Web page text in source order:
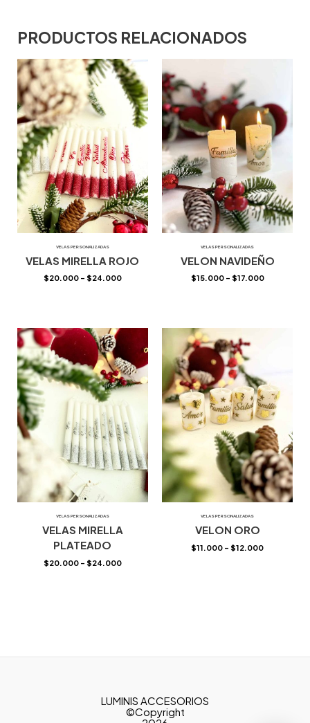
PRODUCTOS RELACIONADOS
VELAS PERSONALIZADAS
VELAS MIRELLA ROJO
$20.000– $24.000
VELAS PERSONALIZADAS
VELON NAVIDEÑO
$15.000– $17.000
VELAS PERSONALIZADAS
VELAS MIRELLA
PLATEADO
$20.000– $24.000
VELAS PERSONALIZADAS
VELON ORO
$11.000 – $12.000
LUMINIS ACCESORIOS
©Copyright